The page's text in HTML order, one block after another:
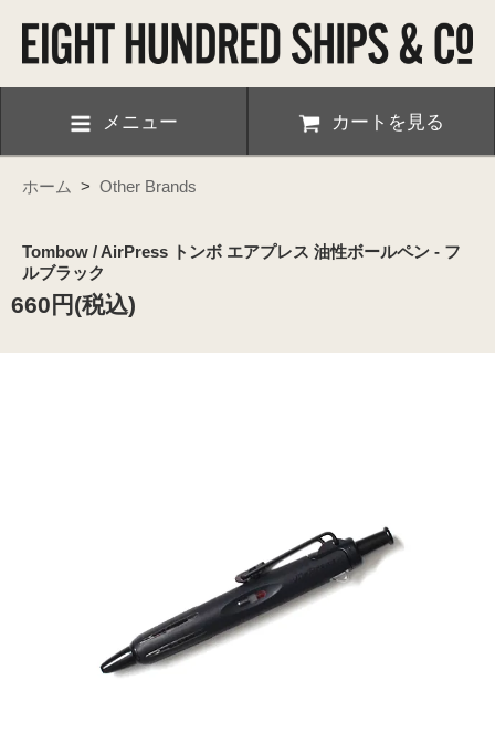
メニュー カートを見る
ホーム > Other Brands
Tombow / AirPress トンボ エアプレス 油性ボールペン - フ
ルブラック
660円(税込)